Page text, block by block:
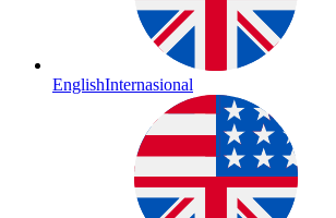
EnglishInternasional